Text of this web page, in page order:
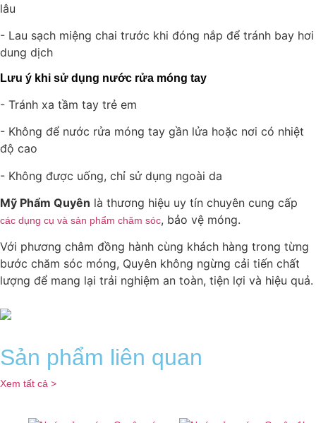
lâu
- Lau sạch miệng chai trước khi đóng nắp để tránh bay hơi
dung dịch
Lưu ý khi sử dụng nước rửa móng tay
- Tránh xa tầm tay trẻ em
- Không để nước rửa móng tay gần lửa hoặc nơi có nhiệt
độ cao
- Không được uống, chỉ sử dụng ngoài da
Mỹ Phẩm Quyên là thương hiệu uy tín chuyên cung cấp
các dụng cụ và sản phẩm chăm sóc, bảo vệ móng.
Với phương châm đồng hành cùng khách hàng trong từng
bước chăm sóc móng, Quyên không ngừng cải tiến chất
lượng để mang lại trải nghiệm an toàn, tiện lợi và hiệu quả.
Sản phẩm liên quan
Xem tất cả >